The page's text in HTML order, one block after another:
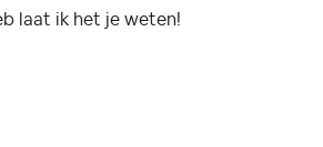
laat ik het je weten!